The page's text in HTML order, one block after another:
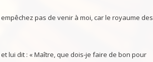
pas de venir à moi, car le royaume des
lui dit : « Maître, que dois-je faire de bon pour